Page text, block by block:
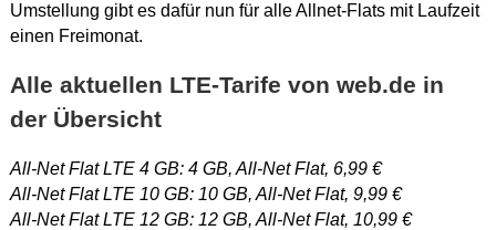
Umstellung gibt es dafür nun für alle Allnet-Flats mit Laufzeit
einen Freimonat.
Alle aktuellen LTE-Tarife von web.de in
der Übersicht
All-Net Flat LTE 4 GB: 4 GB, All-Net Flat, 6,99 €
All-Net Flat LTE 10 GB: 10 GB, All-Net Flat, 9,99 €
All-Net Flat LTE 12 GB: 12 GB, All-Net Flat, 10,99 €